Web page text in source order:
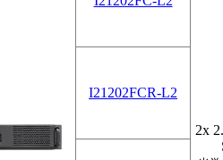
2x
I21202FCR-L2